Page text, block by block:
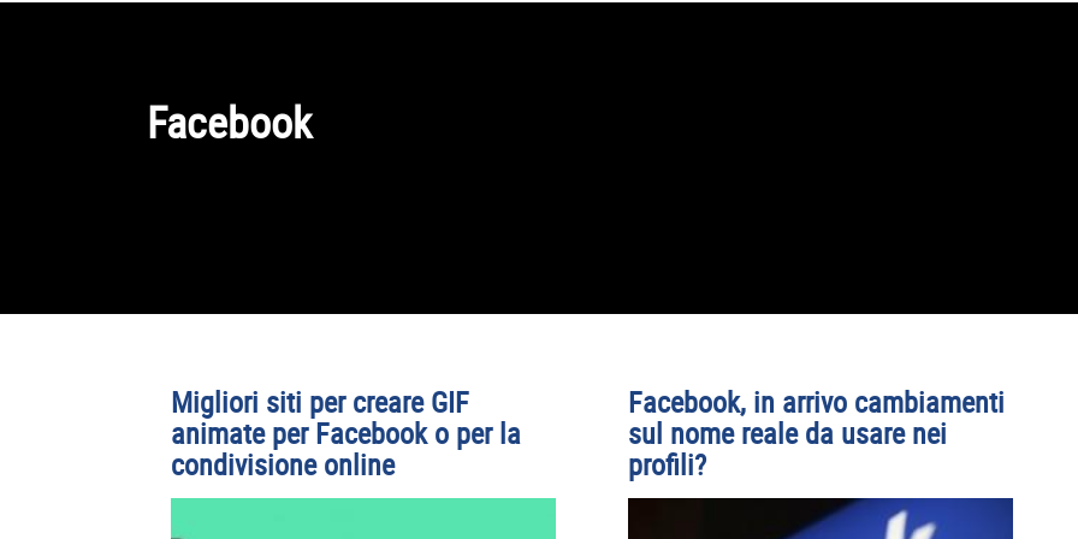
Facebook
Migliori siti per creare GIF
animate per Facebook o per la
condivisione online
Facebook, in arrivo cambiamenti
sul nome reale da usare nei
profili?